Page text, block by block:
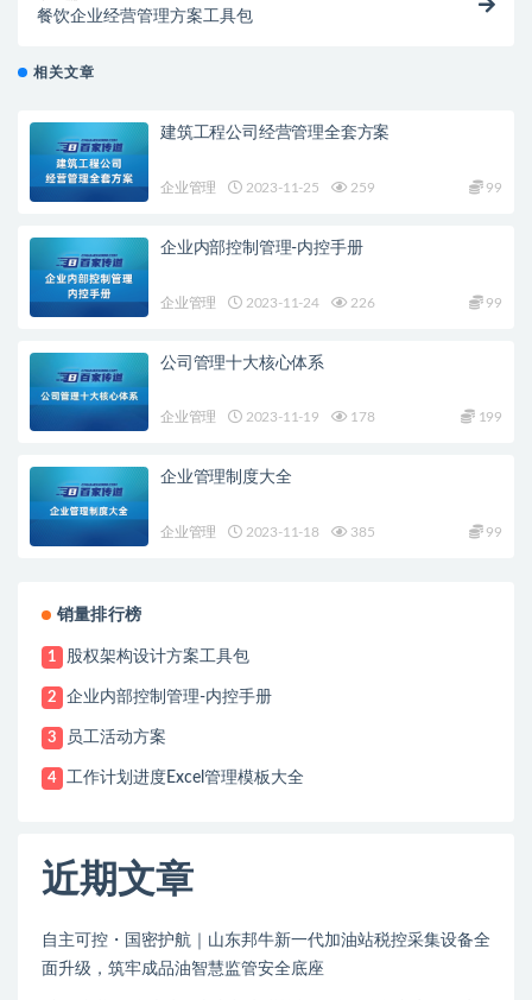
餐饮企业经营管理方案工具包
相关文章
建筑工程公司经营管理全套方案
企业管理 2023-11-25 259 99
企业内部控制管理-内控手册
企业管理 2023-11-24 226 99
公司管理十大核心体系
企业管理 2023-11-19 178 199
企业管理制度大全
企业管理 2023-11-18 385 99
销量排行榜
1 股权架构设计方案工具包
2 企业内部控制管理-内控手册
3 员工活动方案
4 工作计划进度Excel管理模板大全
近期文章
自主可控・国密护航｜山东邦牛新一代加油站税控采集设备全
面升级，筑牢成品油智慧监管安全底座